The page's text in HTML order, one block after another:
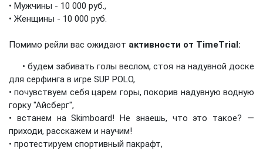
• Мужчины - 10 000 руб.,
• Женщины - 10 000 руб.
Помимо рейли вас ожидают активности от TimeTrial:
• будем забивать голы веслом, стоя на надувной доске
для серфинга в игре SUP POLO,
• почувствуем себя царем горы, покорив надувную водную
горку "Айсберг",
• встанем на Skimboard! Не знаешь, что это такое? —
приходи, расскажем и научим!
• протестируем спортивный пакрафт,